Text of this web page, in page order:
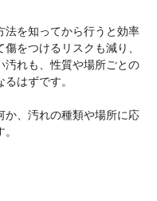
法を知ってから行うと効率
をつけるリスクも減り、
汚れも、性質や場所ごとの
はずです。
か、汚れの種類や場所に応